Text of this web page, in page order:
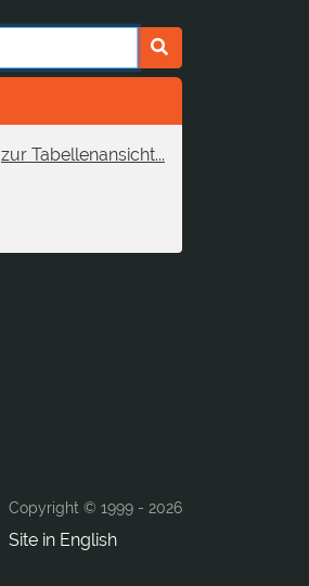
zur Tabellenansicht...
Copyright © 1999 - 2026
Site in English